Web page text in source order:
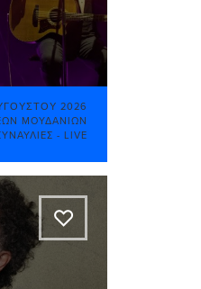
2026
ΜΟΥΔΑΝΊΩΝ
- LIVE
A